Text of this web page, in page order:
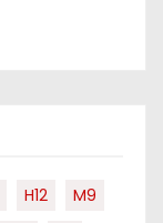
H12
M9